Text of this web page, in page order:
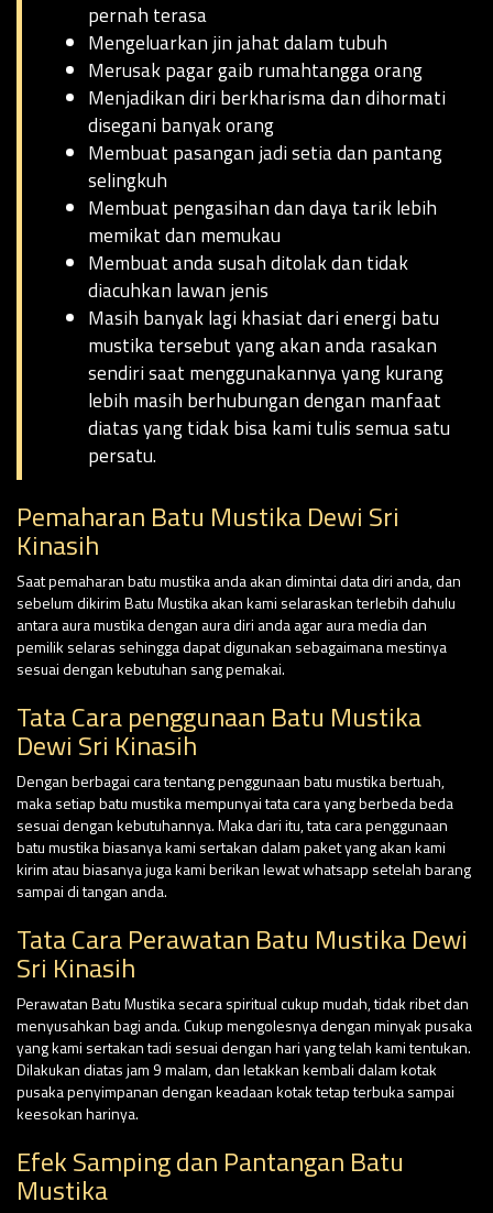
pernah terasa
Mengeluarkan jin jahat dalam tubuh
Merusak pagar gaib rumahtangga orang
Menjadikan diri berkharisma dan dihormati
disegani banyak orang
Membuat pasangan jadi setia dan pantang
selingkuh
Membuat pengasihan dan daya tarik lebih
memikat dan memukau
Membuat anda susah ditolak dan tidak
diacuhkan lawan jenis
Masih banyak lagi khasiat dari energi batu
mustika tersebut yang akan anda rasakan
sendiri saat menggunakannya yang kurang
lebih masih berhubungan dengan manfaat
diatas yang tidak bisa kami tulis semua satu
persatu.
Pemaharan Batu Mustika Dewi Sri
Kinasih
Saat pemaharan batu mustika anda akan dimintai data diri anda, dan
sebelum dikirim Batu Mustika akan kami selaraskan terlebih dahulu
antara aura mustika dengan aura diri anda agar aura media dan
pemilik selaras sehingga dapat digunakan sebagaimana mestinya
sesuai dengan kebutuhan sang pemakai.
Tata Cara penggunaan Batu Mustika
Dewi Sri Kinasih
Dengan berbagai cara tentang penggunaan batu mustika bertuah,
maka setiap batu mustika mempunyai tata cara yang berbeda beda
sesuai dengan kebutuhannya. Maka dari itu, tata cara penggunaan
batu mustika biasanya kami sertakan dalam paket yang akan kami
kirim atau biasanya juga kami berikan lewat whatsapp setelah barang
sampai di tangan anda.
Tata Cara Perawatan Batu Mustika Dewi
Sri Kinasih
Perawatan Batu Mustika secara spiritual cukup mudah, tidak ribet dan
menyusahkan bagi anda. Cukup mengolesnya dengan minyak pusaka
yang kami sertakan tadi sesuai dengan hari yang telah kami tentukan.
Dilakukan diatas jam 9 malam, dan letakkan kembali dalam kotak
pusaka penyimpanan dengan keadaan kotak tetap terbuka sampai
keesokan harinya.
Efek Samping dan Pantangan Batu
Mustika